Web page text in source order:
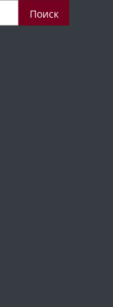
Найти: